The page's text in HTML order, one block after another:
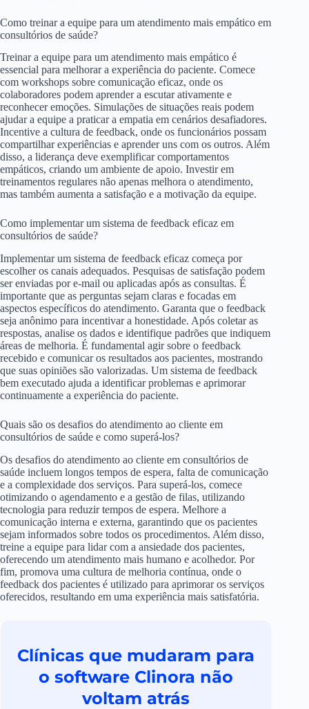
Como treinar a equipe para um atendimento mais empático em
consultórios de saúde?
Treinar a equipe para um atendimento mais empático é
essencial para melhorar a experiência do paciente. Comece
com workshops sobre comunicação eficaz, onde os
colaboradores podem aprender a escutar ativamente e
reconhecer emoções. Simulações de situações reais podem
ajudar a equipe a praticar a empatia em cenários desafiadores.
Incentive a cultura de feedback, onde os funcionários possam
compartilhar experiências e aprender uns com os outros. Além
disso, a liderança deve exemplificar comportamentos
empáticos, criando um ambiente de apoio. Investir em
treinamentos regulares não apenas melhora o atendimento,
mas também aumenta a satisfação e a motivação da equipe.
Como implementar um sistema de feedback eficaz em
consultórios de saúde?
Implementar um sistema de feedback eficaz começa por
escolher os canais adequados. Pesquisas de satisfação podem
ser enviadas por e-mail ou aplicadas após as consultas. É
importante que as perguntas sejam claras e focadas em
aspectos específicos do atendimento. Garanta que o feedback
seja anônimo para incentivar a honestidade. Após coletar as
respostas, analise os dados e identifique padrões que indiquem
áreas de melhoria. É fundamental agir sobre o feedback
recebido e comunicar os resultados aos pacientes, mostrando
que suas opiniões são valorizadas. Um sistema de feedback
bem executado ajuda a identificar problemas e aprimorar
continuamente a experiência do paciente.
Quais são os desafios do atendimento ao cliente em
consultórios de saúde e como superá-los?
Os desafios do atendimento ao cliente em consultórios de
saúde incluem longos tempos de espera, falta de comunicação
e a complexidade dos serviços. Para superá-los, comece
otimizando o agendamento e a gestão de filas, utilizando
tecnologia para reduzir tempos de espera. Melhore a
comunicação interna e externa, garantindo que os pacientes
sejam informados sobre todos os procedimentos. Além disso,
treine a equipe para lidar com a ansiedade dos pacientes,
oferecendo um atendimento mais humano e acolhedor. Por
fim, promova uma cultura de melhoria contínua, onde o
feedback dos pacientes é utilizado para aprimorar os serviços
oferecidos, resultando em uma experiência mais satisfatória.
Clínicas que mudaram para
o software Clinora não
voltam atrás